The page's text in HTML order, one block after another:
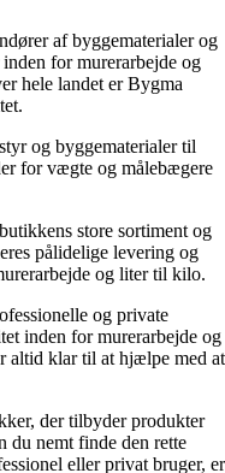
af byggematerialer og
for murerarbejde og
hele landet er Bygma
og byggematerialer til
for vægte og målebægere
store sortiment og
pålidelige levering og
og liter til kilo.
og private
inden for murerarbejde og
altid klar til at hjælpe med at
der tilbyder produkter
du nemt finde den rette
eller privat bruger, er